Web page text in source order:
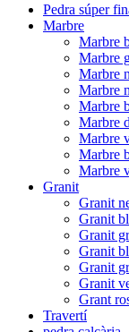
Pedra súper
Marbre
Marbre
Marbre
Marbre
Marbre
Marbre
Marbre
Marbre
Marbre
Marbre
Granit
Granit
Granit
Granit
Granit
Granit
Granit
Grant
Travertí